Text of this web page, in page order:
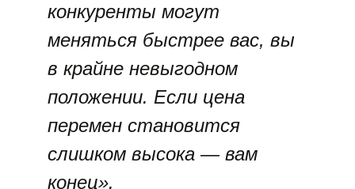
конкуренты могут
меняться быстрее вас, вы
в крайне невыгодном
положении. Если цена
перемен становится
слишком высока — вам
конец».